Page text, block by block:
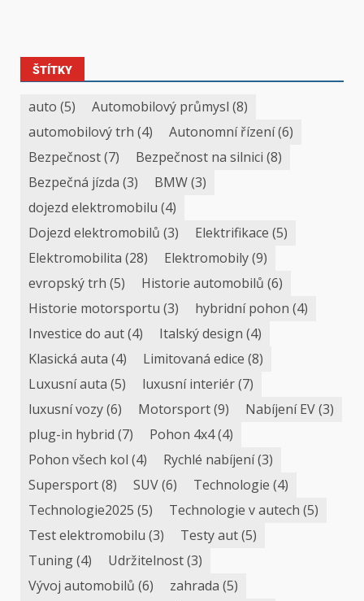
ŠTÍTKY
auto (5) Automobilový průmysl (8)
automobilový trh (4) Autonomní řízení(6)
Bezpečnost(7) Bezpečnost na silnici (8)
Bezpečná jízda (3) BMW(3)
dojezd elektromobilu (4)
Dojezd elektromobilů (3) Elektrifikace (5)
Elektromobilita (28) Elektromobily(9)
evropský trh (5) Historie automobilů (6)
Historie motorsportu (3) hybridní pohon (4)
Investice do aut(4) Italský design (4)
Klasická auta (4) Limitovaná edice (8)
Luxusní auta (5) luxusní interiér(7)
luxusní vozy(6) Motorsport(9) Nabíjení EV(3)
plug-in hybrid (7) Pohon 4x4(4)
Pohon všech kol (4) Rychlé nabíjení(3)
Supersport(8) SUV(6) Technologie (4)
Technologie2025 (5) Technologie v autech (5)
Test elektromobilu (3) Testy aut(5)
Tuning(4) Udržitelnost(3)
Vývoj automobilů (6) zahrada (5)